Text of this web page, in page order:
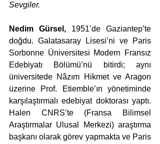
Sevgiler.
Nedim Gürsel, 1951’de Gaziantep’te
doğdu. Galatasaray Lisesi’ni ve Paris
Sorbonne Üniversitesi Modern Fransız
Edebiyatı Bölümü’nü bitirdi; aynı
üniversitede Nâzım Hikmet ve Aragon
üzerine Prof. Etiemble’ın yönetiminde
karşılaştırmalı edebiyat doktorası yaptı.
Halen CNRS’te (Fransa Bilimsel
Araştırmalar Ulusal Merkezi) araştırma
başkanı olarak görev yapmakta ve Paris